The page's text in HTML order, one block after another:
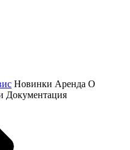
Новинки Аренда О
Документация